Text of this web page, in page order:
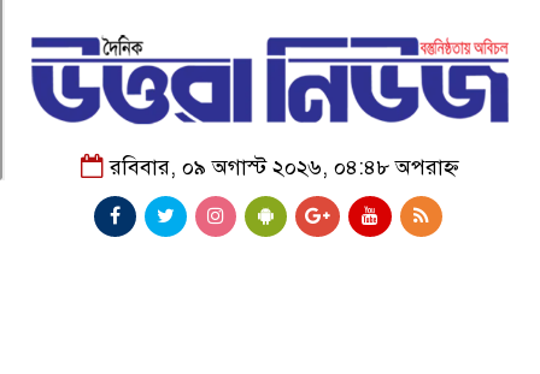
রবিবার, ০৯ অগাস্ট ২০২৬, ০৪:৪৮ অপরাহ্ন